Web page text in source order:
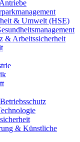
& Umwelt (HSE)
& Arbeitssicherheit
& Künstliche